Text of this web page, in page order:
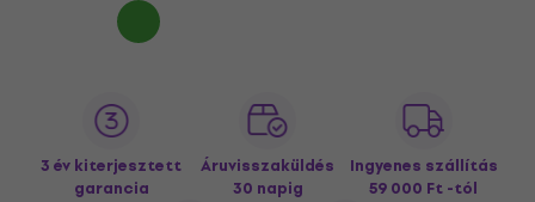
3 év kiterjesztett
garancia
Áruvisszaküldés
30 napig
Ingyenes szállítás
59 000 Ft -tól